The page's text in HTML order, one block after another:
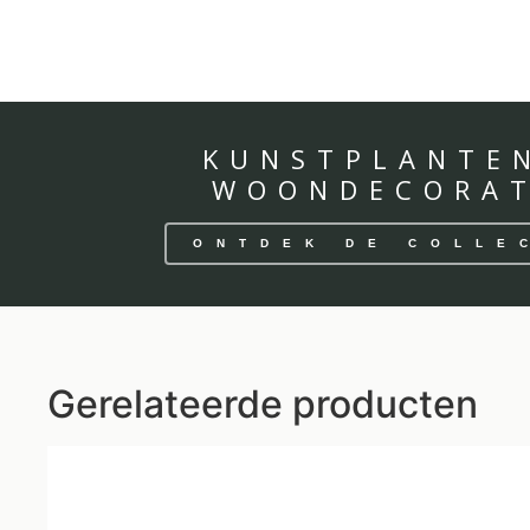
ONTDEK DE
Gerelateerde producten